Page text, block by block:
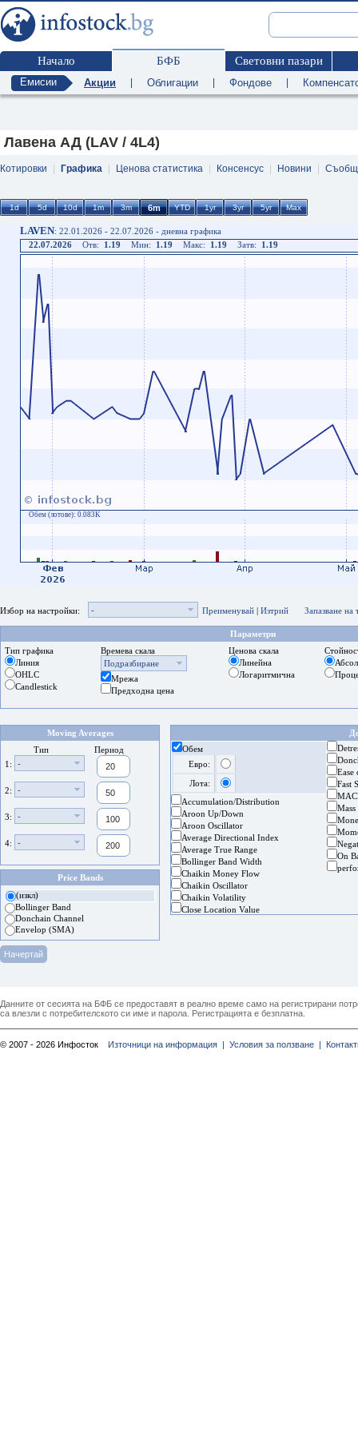
Начало БФБ Световни пазари
Емисии Акции Облигации Фондове
Лавена АД (LAV / 4L4)
Котировки Графика Ценова статистика Консенсус Новини
LAVEN: 22.01.2026 - 22.07.2026 - дневна графика
22.07.2026
Отв: 1.19 Мин: 1.19 Макс: 1.19 Затв: 1.19
Обем (лотове): 0.083K
Избор на настройки: - Преименувай | Изтрий Запазване на
Параметри
Тип графика
Линия
OHLC
Candlestick
Времева скала
Подразбиране
Мрежа
Предходна цена
Ценова скала
Линейна
Логаритмична
Moving Averages
Тип
Период
1:
-
2: -
3: -
4: -
Price Bands
(изкл)
Bollinger Band
Donchain Channel
Envelop (SMA)
Обем
Евро:
Лота:
Accumulation/Distribution
Aroon Up/Down
Aroon Oscillator
Average Directional Index
Average True Range
Bollinger Band Width
Chaikin Money Flow
Chaikin Oscillator
Chaikin Volatility
Close Location Value
Ease
Fast
On
Данните от сесията на БФБ се предоставят в реално време само на регистрирани
са влезли с потребителското си име и парола. Регистрацията е безплатна.
© 2007 - 2026 Инфосток Източници на информация | Условия за ползване |